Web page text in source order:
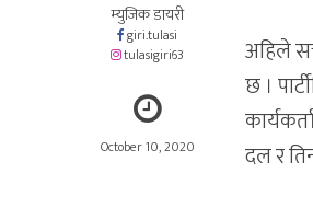
म्युजिक डायरी
giri.tulasi
tulasigiri63
October 10, 2020
अहिले
छ ।
दल र